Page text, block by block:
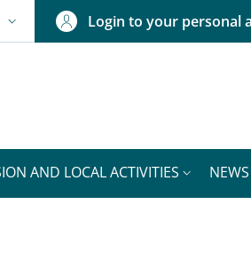
SWITCHER: CURRENT LANGUAGE
Login to your personal
AND LOCAL ACTIVITIES NEWS